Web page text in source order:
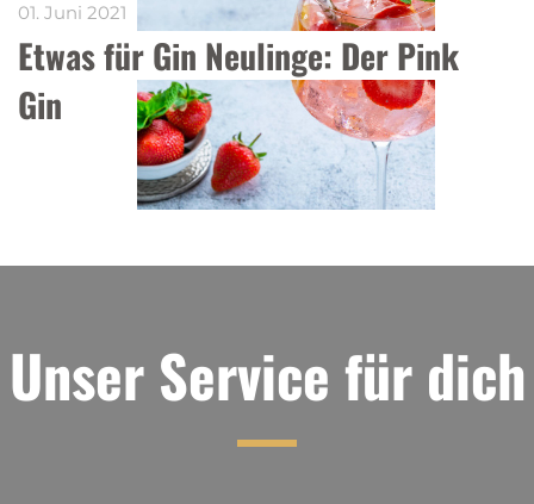
Etwas für Gin Neulinge: Der Pink
Gin
01. Juni 2021
Unser Service für dich